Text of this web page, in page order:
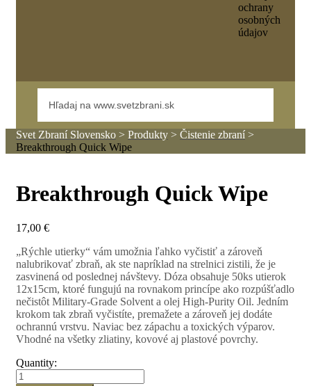
ochrany
osobných
údajov
Svet Zbraní Slovensko > Produkty > Čistenie zbraní>
Breakthrough Quick Wipe
Breakthrough Quick Wipe
17,00 €
„Rýchle utierky“ vám umožnia ľahko vyčistiť a zároveň
nalubrikovať zbraň, ak ste napríklad na strelnici zistili, že je
zasvinená od poslednej návštevy. Dóza obsahuje 50ks utierok
12x15cm, ktoré fungujú na rovnakom princípe ako rozpúšťadlo
nečistôt Military-Grade Solvent a olej High-Purity Oil. Jedním
krokom tak zbraň vyčistíte, premažete a zároveň jej dodáte
ochrannú vrstvu. Naviac bez zápachu a toxických výparov.
Vhodné na všetky zliatiny, kovové aj plastové povrchy.
Quantity: